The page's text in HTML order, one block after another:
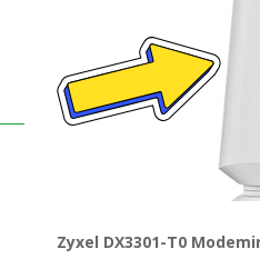
Zyxel DX3301-T0